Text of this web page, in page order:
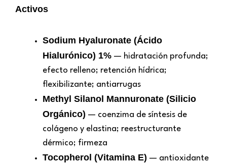
Activos
Sodium Hyaluronate (Ácido
Hialurónico) 1% — hidratación profunda;
efecto relleno; retención hídrica;
flexibilizante; antiarrugas
Methyl Silanol Mannuronate (Silicio
Orgánico) — coenzima de síntesis de
colágeno y elastina; reestructurante
dérmico; firmeza
Tocopherol (Vitamina E) — antioxidante